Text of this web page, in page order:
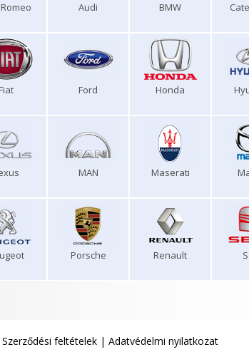
Audi BMW
Ford Honda
MAN Maserati
Porsche Renault
feltételek | Adatvédelmi nyilatkozat